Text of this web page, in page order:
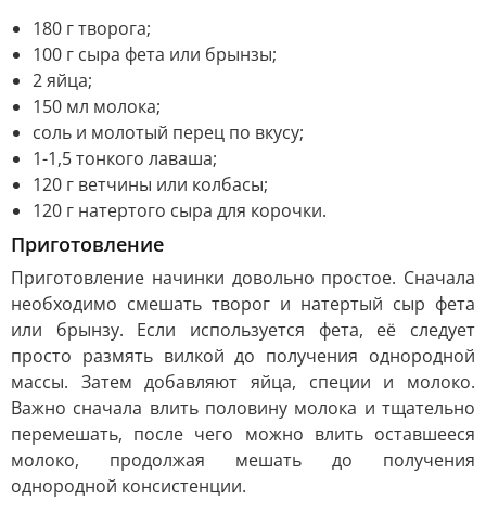
180 г творога;
100 г сыра фета или брынзы;
2 яйца;
150 мл молока;
соль и молотый перец по вкусу;
1-1,5 тонкого лаваша;
120 г ветчины или колбасы;
120 г натертого сыра для корочки.
Приготовление
Приготовление начинки довольно простое. Сначала
необходимо смешать творог и натертый сыр фета
или брынзу. Если используется фета, её следует
просто размять вилкой до получения однородной
массы. Затем добавляют яйца, специи и молоко.
Важно сначала влить половину молока и тщательно
перемешать, после чего можно влить оставшееся
молоко, продолжая мешать до получения
однородной консистенции.